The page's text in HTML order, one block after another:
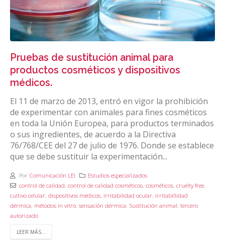
Pruebas de sustitución animal para
productos cosméticos y dispositivos
médicos.
El 11 de marzo de 2013, entró en vigor la prohibición
de experimentar con animales para fines cosméticos
en toda la Unión Europea, para productos terminados
o sus ingredientes, de acuerdo a la Directiva
76/768/CEE del 27 de julio de 1976. Donde se establece
que se debe sustituir la experimentación...
Por Comunicación LEI
Estudios especializados
control de calidad, control de calidad cosméticos, cosméticos, cruelty free,
cultivo celular, dispositivos médicos, irritabilidad ocular, irritabillidad
dérmica, métodos in vitro, sensación dérmica, Sustitución animal, tercero
autorizado
LEER MÁS...